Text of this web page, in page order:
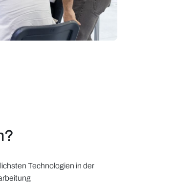
Technologien in der